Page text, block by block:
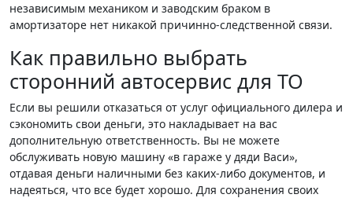
независимым механиком и заводским браком в
амортизаторе нет никакой причинно-следственной связи.
Как правильно выбрать
сторонний автосервис для ТО
Если вы решили отказаться от услуг официального дилера и
сэкономить свои деньги, это накладывает на вас
дополнительную ответственность. Вы не можете
обслуживать новую машину «в гараже у дяди Васи»,
отдавая деньги наличными без каких-либо документов, и
надеяться, что все будет хорошо. Для сохранения своих